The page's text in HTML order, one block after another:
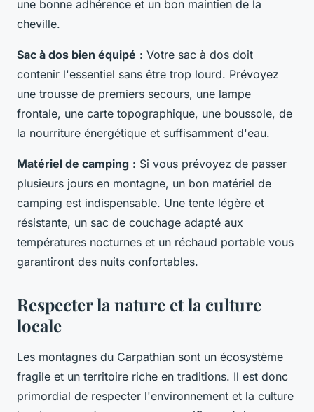
une bonne adhérence et un bon maintien de la
cheville.
Sac à dos bien équipé : Votre sac à dos doit
contenir l'essentiel sans être trop lourd. Prévoyez
une trousse de premiers secours, une lampe
frontale, une carte topographique, une boussole, de
la nourriture énergétique et suffisamment d'eau.
Matériel de camping : Si vous prévoyez de passer
plusieurs jours en montagne, un bon matériel de
camping est indispensable. Une tente légère et
résistante, un sac de couchage adapté aux
températures nocturnes et un réchaud portable vous
garantiront des nuits confortables.
Respecter la nature et la culture
locale
Les montagnes du Carpathian sont un écosystème
fragile et un territoire riche en traditions. Il est donc
primordial de respecter l'environnement et la culture